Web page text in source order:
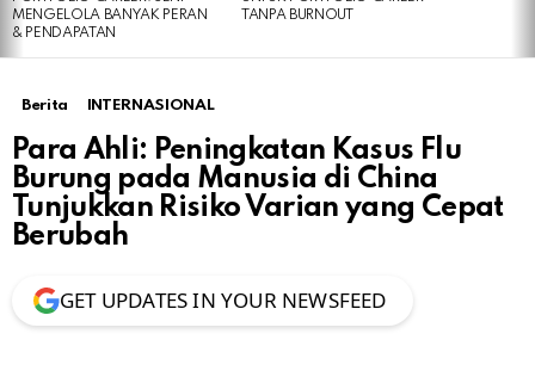
MENGELOLA BANYAK PERAN
& PENDAPATAN
TANPA BURNOUT
Berita INTERNASIONAL
Para Ahli: Peningkatan Kasus Flu
Burung pada Manusia di China
Tunjukkan Risiko Varian yang Cepat
Berubah
GET UPDATES IN YOUR NEWSFEED